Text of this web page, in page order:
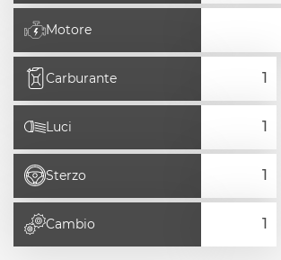
Motore
Carburante
Luci
Sterzo
Cambio